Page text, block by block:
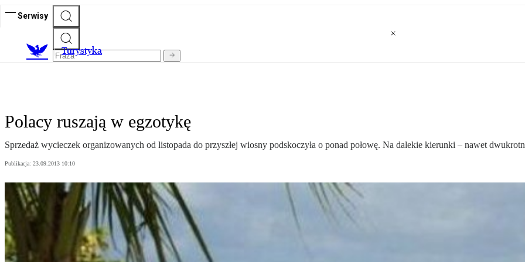
Serwisy
Turystyka
Polacy ruszają w egzotykę
Sprzedaż wycieczek organizowanych od listopada do przyszłej wiosny podskoczyła o ponad połowę. Na dalekie kierunki – nawet
Publikacja: 23.09.2013 10:10